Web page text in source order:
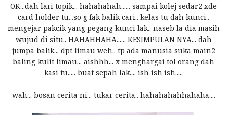
OK...dah lari topik... hahahahah...... sampai kolej sedar2 xde
card holder tu...so g fak balik cari.. kelas tu dah kunci..
mengejar pakcik yang pegang kunci lak.. naseb la dia masih
wujud di situ.. HAHAHHAHA...... KESIMPULAN NYA... dah
jumpa balik... dpt limau weh.. tp ada manusia suka main2
baling kulit limau... aishhh... x menghargai tol orang dah
kasi tu..... buat sepah lak.... ish ish ish.....
wah... bosan cerita ni... tukar cerita.. hahahahahhahaha....